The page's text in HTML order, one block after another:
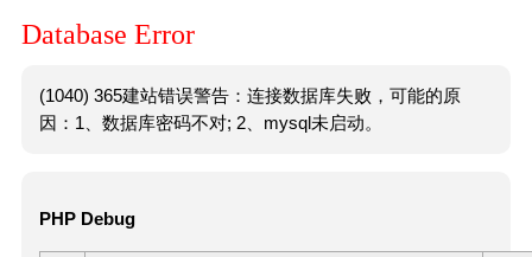
Database Error
(1040) 365建站错误警告：连接数据库失败，可能的原
因：1、数据库密码不对; 2、mysql未启动。
PHP Debug